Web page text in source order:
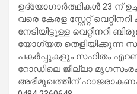
ഉദ്യോഗാർത്ഥികൾ 23 ന്
വരെ കേരള സ്റ്റേറ്റ്
നേടിയിട്ടുള്ള വെറ്റിനറി
യോഗ്യത തെളിയിക്കുന്ന
പകർപ്പുകളും സഹിതം
റോഡിലെ ജില്ലാ
അഭിമുഖത്തിന്